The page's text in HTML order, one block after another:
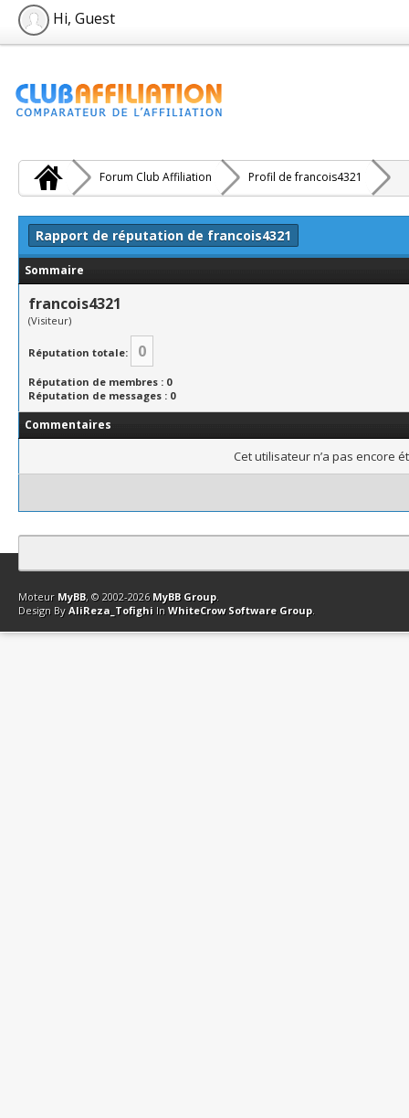
Hi, Guest
Forum Club Affiliation Profil de francois4321
Rapport de réputation de francois4321
Sommaire
francois4321
(Visiteur)
Réputation totale: 0
Réputation de membres : 0
Réputation de messages : 0
Commentaires
Cet utilisateur n’a pas encore
Contact Club Affiliation Retourner en haut Version bas-débit
Moteur MyBB, © 2002-2026 MyBB Group.
Design By AliReza_Tofighi In WhiteCrow Software Group.